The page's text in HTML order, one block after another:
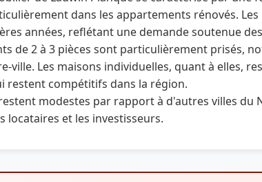
dans les appartements rénovés.
années, reflétant une demande soutenue
de 2 à 3 pièces sont particulièrement prisés,
ville. Les maisons individuelles, quant à elles,
restent compétitifs dans la région.
modestes par rapport à d'autres villes du
locataires et les investisseurs.